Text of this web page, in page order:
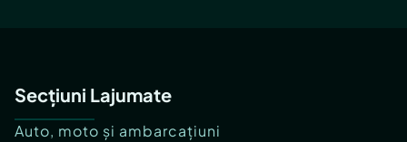
Secțiuni Lajumate
Auto, moto și ambarcațiuni